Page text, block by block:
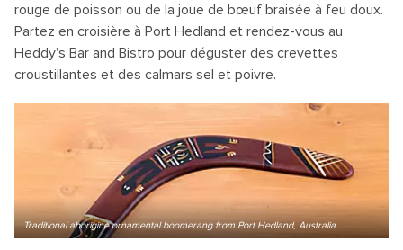
rouge de poisson ou de la joue de bœuf braisée à feu doux.
Partez en croisière à Port Hedland et rendez-vous au
Heddy's Bar and Bistro pour déguster des crevettes
croustillantes et des calmars sel et poivre.
Traditional aborigine ornamental boomerang from Port Hedland, Australia